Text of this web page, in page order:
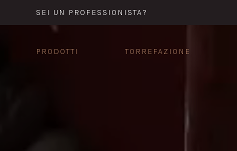
SEI UN PROFESSIONISTA?
PRODOTTI TORREFAZIONE